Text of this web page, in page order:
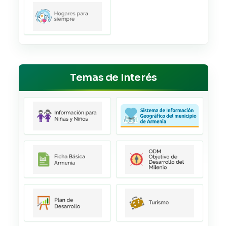
Temas de Interés